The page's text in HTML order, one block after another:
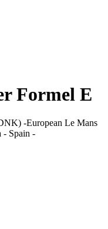
Formel E